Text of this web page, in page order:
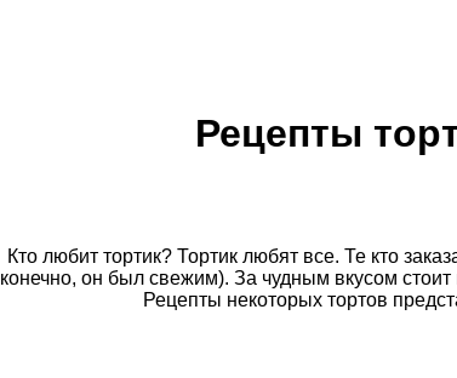
Рецепты
Кто любит тортик? Тортик любят все. Те кто
конечно, он был свежим). За чудным вкусом
Рецепты некоторых тортов